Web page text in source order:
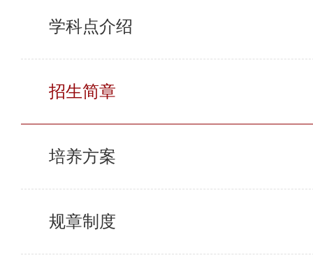
学科点介绍
招生简章
培养方案
规章制度